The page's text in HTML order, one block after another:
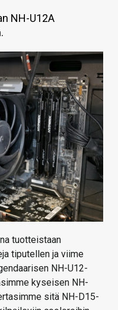
NH-U12A
tuotteistaan
tiputellen ja viime
NH-U12-
kyseisen NH-
sitä NH-D15-